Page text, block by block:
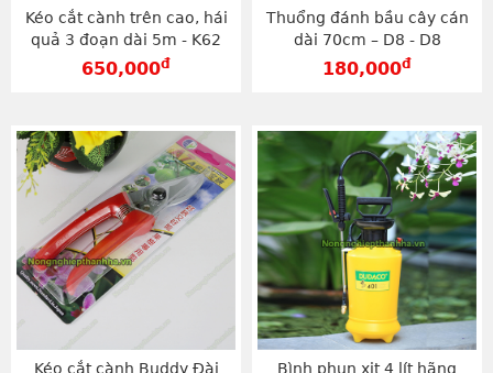
Kéo cắt cành trên cao, hái
quả 3 đoạn dài 5m - K62
650,000đ
Thuổng đánh bầu cây cán
dài 70cm – D8 - D8
180,000đ
Kéo cắt cành Buddy Đài Bình phun xịt 4 lít hãng